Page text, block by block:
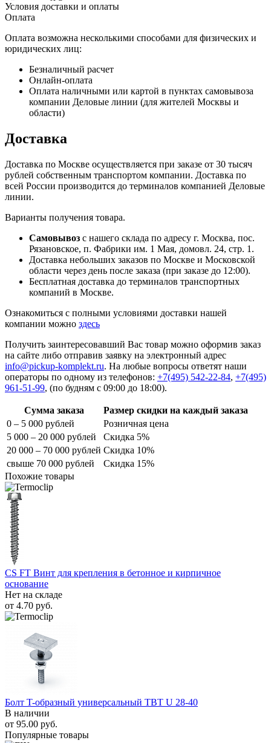
Условия доставки и оплаты
Оплата
Оплата возможна несколькими способами для физических и
юридических лиц:
Безналичный расчет
Онлайн-оплата
Оплата наличными или картой в пунктах самовывоза
компании Деловые линии (для жителей Москвы и
области)
Доставка
Доставка по Москве осуществляется при заказе от 30 тысяч
рублей собственным транспортом компании. Доставка по
всей России производится до терминалов компанией Деловые
линии.
Варианты получения товара.
Самовывоз с нашего склада по адресу г. Москва, пос.
Рязановское, п. Фабрики им. 1 Мая, домовл. 24, стр. 1.
Доставка небольших заказов по Москве и Московской
области через день после заказа (при заказе до 12:00).
Бесплатная доставка до терминалов транспортных
компаний в Москве.
Ознакомиться с полными условиями доставки нашей
компании можно здесь
Получить заинтересовавший Вас товар можно оформив заказ
на сайте либо отправив заявку на электронный адрес
info@pickup-komplekt.ru. На любые вопросы ответят наши
операторы по одному из телефонов: +7(495) 542-22-84, +7(495)
961-51-99, (по будням с 09:00 до 18:00).
Сумма заказа
Размер скидки на каждый заказа
0 – 5 000 рублей
Розничная цена
5 000 – 20 000 рублей
Скидка 5%
20 000 – 70 000 рублей Скидка 10%
свыше 70 000 рублей
Скидка 15%
Похожие товары
CS FT Винт для крепления в бетонное и кирпичное
основание
Нет на складе
от 4.70 руб.
Болт T-образный универсальный TBТ U 28-40
В наличии
от 95.00 руб.
Популярные товары